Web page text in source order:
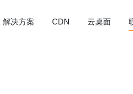
解决方案 CDN 云桌面